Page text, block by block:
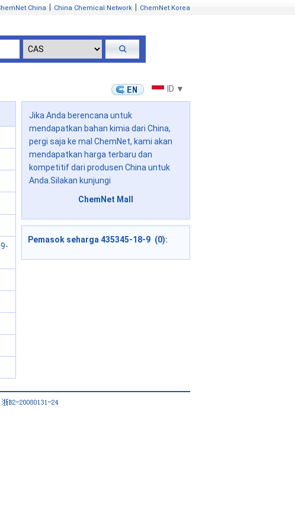
China China Chemical Network ChemNet Korea
ID ▼
Jika Anda berencana untuk
mendapatkan bahan kimia dari China,
pergi saja ke mal ChemNet, kami akan
mendapatkan harga terbaru dan
kompetitif dari produsen China untuk
Anda.Silakan kunjungi
ChemNet Mall
Pemasok seharga 435345-18-9 (0):